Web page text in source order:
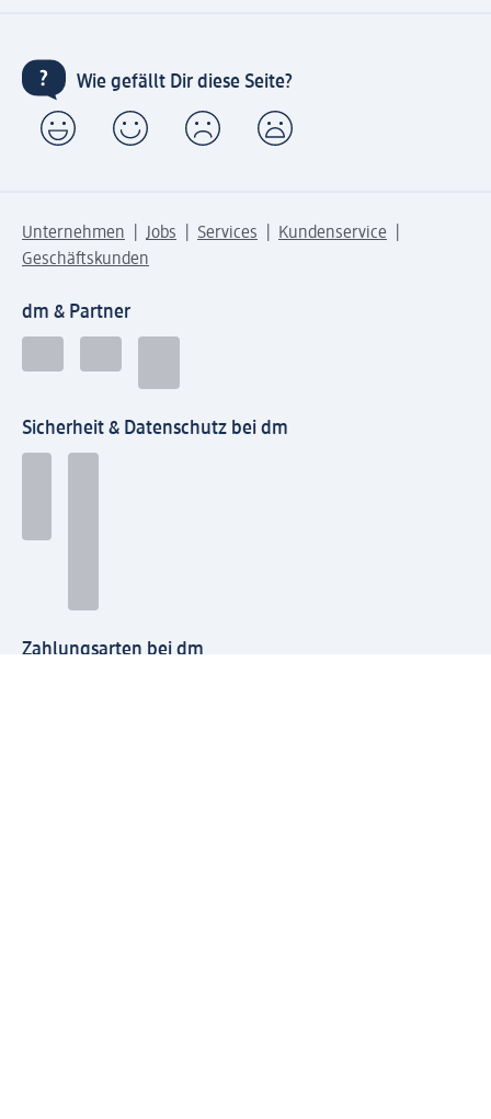
Wie gefällt Dir diese Seite?
Unternehmen Jobs Services
Kundenservice
Geschäftskunden
dm & Partner
Sicherheit & Datenschutz bei dm
Zahlungsarten bei dm